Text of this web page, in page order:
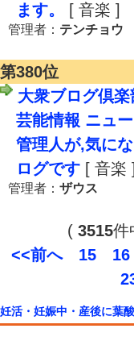
ます。
[ 音楽 ]
管理者： テンチョウ
第380位
大衆ブログ倶
芸能情報 ニュ
管理人が,気に
ログです [ 音楽 ]
管理者： ザウス
( 3515件
<<前へ
15 16
妊活・妊娠中・産後に葉酸